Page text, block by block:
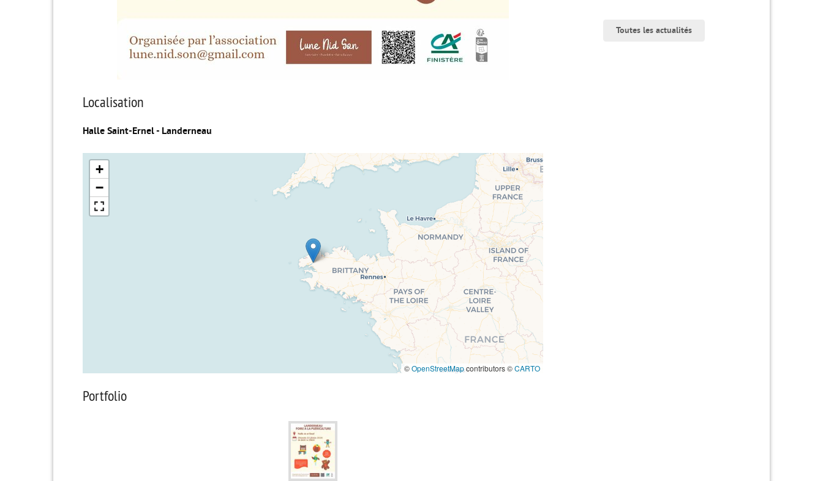
Localisation
Halle Saint-Ernel - Landerneau
+
−
©OpenStreetMapcontributors ©CARTO
Portfolio
Toutes les actualités